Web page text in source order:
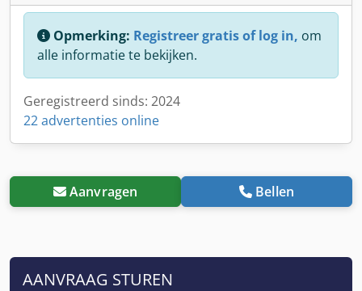
Opmerking: Registreer gratis of log in, om
alle informatie te bekijken.
Geregistreerd sinds: 2024
22 advertenties online
Aanvragen Bellen
AANVRAAG STUREN